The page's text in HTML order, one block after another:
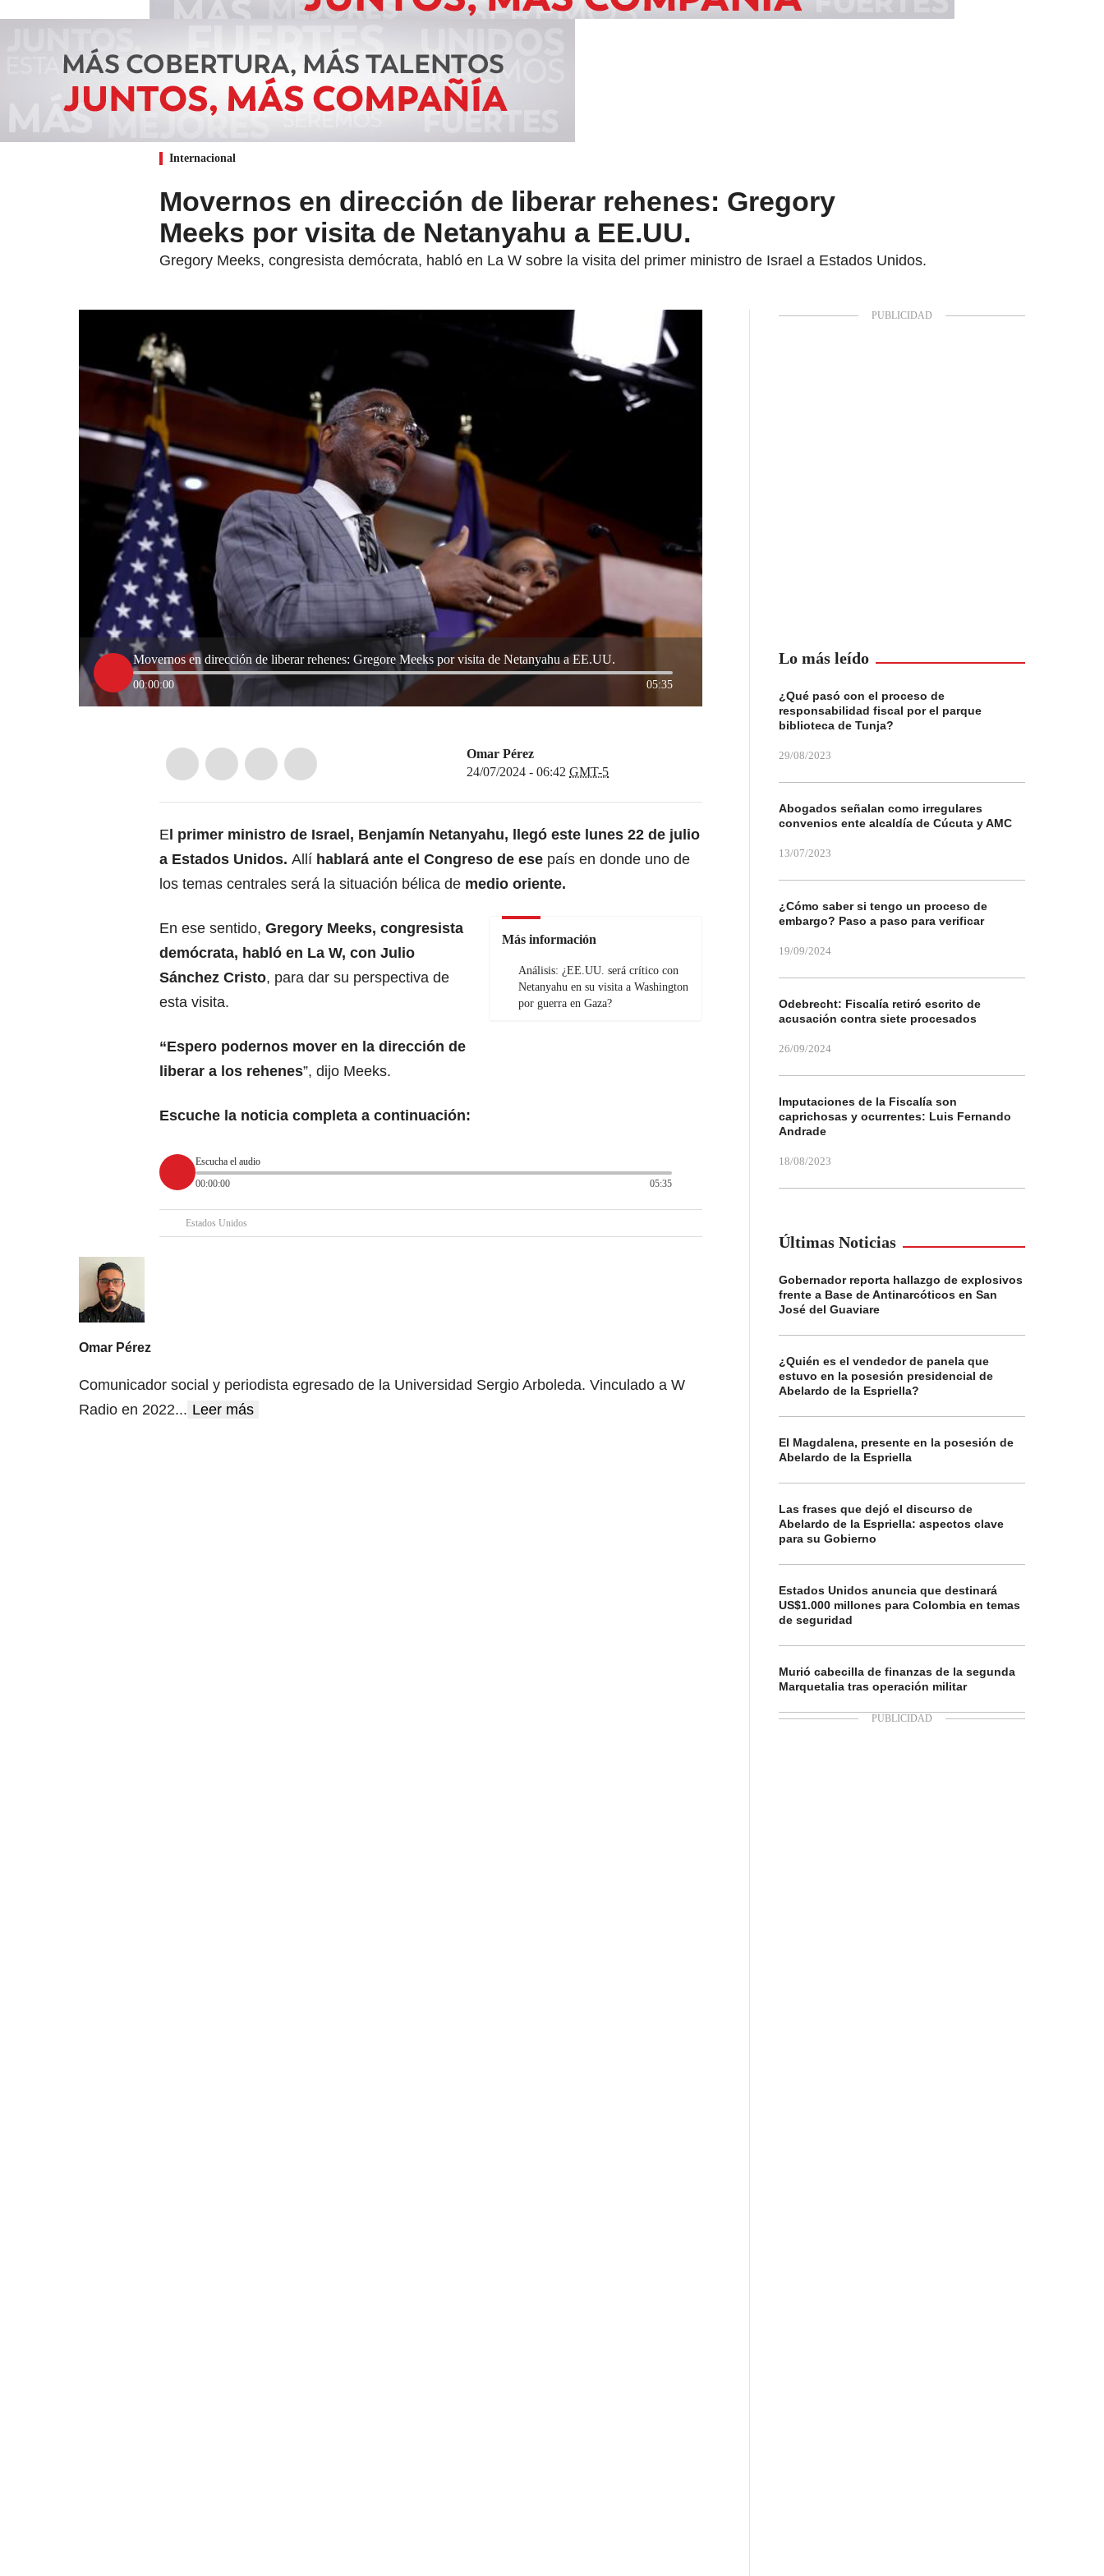
Internacional
Movernos en dirección de liberar rehenes: Gregory
Meeks por visita de Netanyahu a EE.UU.
Gregory Meeks, congresista demócrata, habló en La W sobre la visita del primer ministro de Israel a Estados Unidos.
Movernos en dirección de liberar rehenes: Gregore Meeks por visita de Netanyahu a EE.UU.
00:00:00 05:35
Omar Pérez
24/07/2024 - 06:42 GMT-5
E l primer ministro de Israel, Benjamín Netanyahu, llegó este lunes 22 de julio
a Estados Unidos. Allí hablará ante el Congreso de ese país en donde uno de
los temas centrales será la situación bélica de medio oriente.
Más información
Análisis: ¿EE.UU. será crítico con
Netanyahu en su visita a Washington
por guerra en Gaza?
En ese sentido, Gregory Meeks, congresista
demócrata, habló en La W, con Julio
Sánchez Cristo, para dar su perspectiva de
esta visita.
“Espero podernos mover en la dirección de
liberar a los rehenes”, dijo Meeks.
Escuche la noticia completa a continuación:
Escucha el audio
00:00:00
05:35
Estados Unidos
Omar Pérez
Comunicador social y periodista egresado de la Universidad Sergio Arboleda. Vinculado a W
Radio en 2022... Leer más
Lo más leído
¿Qué pasó con el proceso de
responsabilidad fiscal por el parque
biblioteca de Tunja?
29/08/2023
Abogados señalan como irregulares
convenios ente alcaldía de Cúcuta y AMC
13/07/2023
¿Cómo saber si tengo un proceso de
embargo? Paso a paso para verificar
19/09/2024
Odebrecht: Fiscalía retiró escrito de
acusación contra siete procesados
26/09/2024
Imputaciones de la Fiscalía son
caprichosas y ocurrentes: Luis Fernando
Andrade
18/08/2023
Últimas Noticias
Gobernador reporta hallazgo de explosivos
frente a Base de Antinarcóticos en San
José del Guaviare
¿Quién es el vendedor de panela que
estuvo en la posesión presidencial de
Abelardo de la Espriella?
El Magdalena, presente en la posesión de
Abelardo de la Espriella
Las frases que dejó el discurso de
Abelardo de la Espriella: aspectos clave
para su Gobierno
Estados Unidos anuncia que destinará
US$1.000 millones para Colombia en temas
de seguridad
Murió cabecilla de finanzas de la segunda
Marquetalia tras operación militar